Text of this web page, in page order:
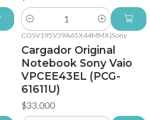
Cantidad
COSV195V39A65X44MMX |Sony
Cargador Original
Notebook Sony Vaio
VPCEE43EL (PCG-
61611U)
$33.000